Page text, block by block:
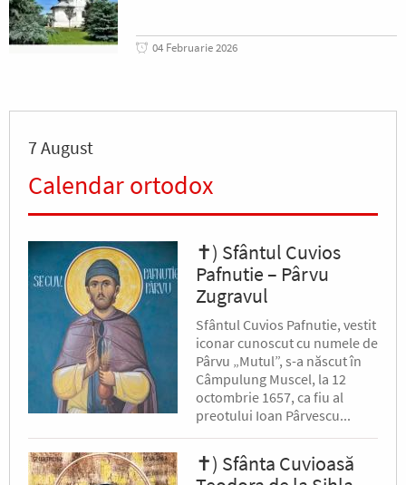
04 Februarie 2026
7 August
Calendar ortodox
✝) Sfântul Cuvios
Pafnutie – Pârvu
Zugravul
Sfântul Cuvios Pafnutie, vestit
iconar cunoscut cu numele de
Pârvu „Mutul”, s-a născut în
Câmpulung Muscel, la 12
octombrie 1657, ca fiu al
preotului Ioan Pârvescu...
✝) Sfânta Cuvioasă